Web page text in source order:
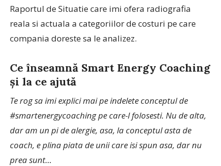
Raportul de Situatie care imi ofera radiografia
reala si actuala a categoriilor de costuri pe care
compania doreste sa le analizez.
Ce înseamnă Smart Energy Coaching
și la ce ajută
Te rog sa imi explici mai pe indelete conceptul de
#smartenergycoaching pe care-l folosesti. Nu de alta,
dar am un pi de alergie, asa, la conceptul asta de
coach, e plina piata de unii care isi spun asa, dar nu
prea sunt…